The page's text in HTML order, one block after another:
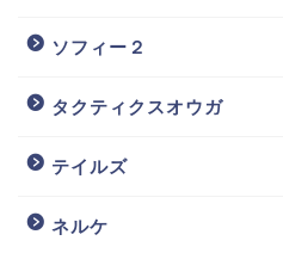
ソフィー２
タクティクスオウガ
テイルズ
ネルケ